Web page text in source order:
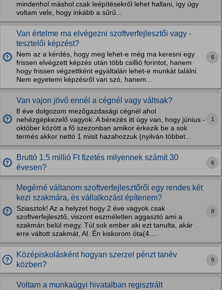
mindenhol máshol csak leépítésekről lehet hallani, így úgy
voltam vele, hogy inkább a sűrű...
Van értelme ma elvégezni szoftverfejlesztői vagy -
tesztelői képzést?
Nem az a kérdés, hogy meg lehet-e még ma keresni egy
frissen elvégzett képzés után több csillió forintot, hanem
hogy frissen végzettként egyáltalán lehet-e munkát találni.
Nem egyetemi képzésről van szó, hanem...
6
Van vajon jövő ennél a cégnél vagy váltsak?
8 éve dolgozom mezőgazdasági cégnél ahol
nehézgépkezelő vagyok. A bérezés itt úgy van, hogy június -
október között a fő szezonban amikor érkezik be a sok
termés akkor nettó 1 misit hazahozzuk (nyilván többet...
1
Bruttó 1.5 millió Ft fizetés milyennek számít 30
évesen?
6
Megérné váltanom szoftverfejlesztőről egy rendes két
kezi szakmára, és vállalkozást építenem?
Sziasztok! Az a helyzet hogy 2 éve vagyok csak
szoftverfejlesztő, viszont eszméletlen aggasztó ami a
szakmán belül megy. Túl sok ember aki ezt tanulta, akár
erre váltott szakmát, AI. Én kiskorom óta(4....
8
Középiskolásként hogyan szerzel pénzt tanév
közben?
9
Voltam a munkaügyi hivatalban regisztrált